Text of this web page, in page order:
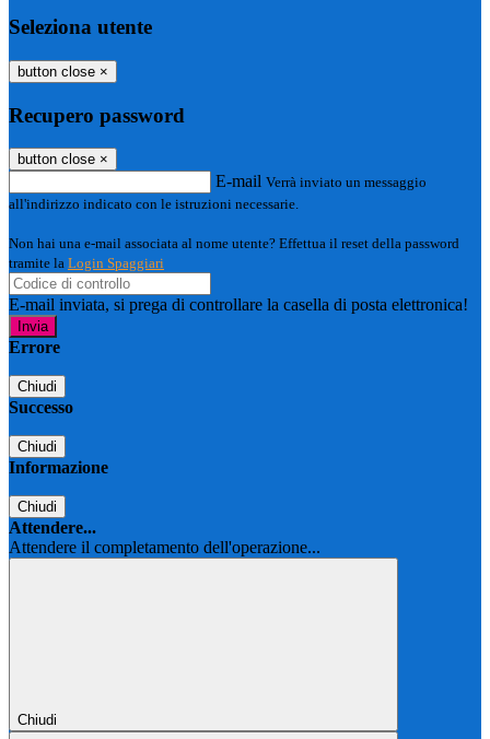
Seleziona utente
button close ×
Recupero password
button close ×
E-mail Verrà inviato un messaggio
all'indirizzo indicato con le istruzioni necessarie.
Non hai una e-mail associata al nome utente? Effettua il reset della password
tramite la Login Spaggiari
E-mail inviata, si prega di controllare la casella di posta elettronica!
Errore
Chiudi
Successo
Chiudi
Informazione
Chiudi
Attendere...
Attendere il completamento dell'operazione...
Chiudi